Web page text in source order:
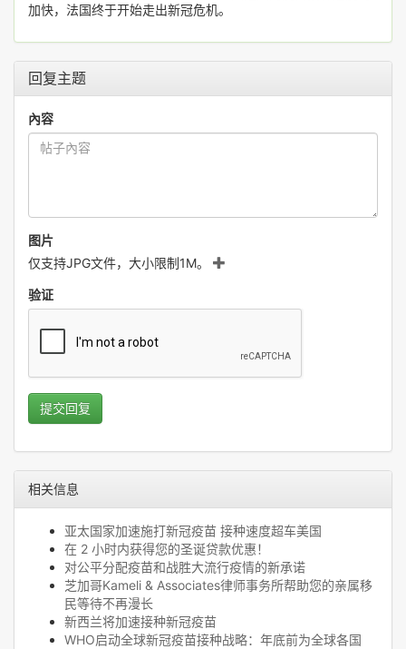
加快，法国终于开始走出新冠危机。
回复主题
內容
图片
仅支持JPG文件，大小限制1M。
验证
提交回复
相关信息
亚太国家加速施打新冠疫苗 接种速度超车美国
在 2 小时内获得您的圣诞贷款优惠！
对公平分配疫苗和战胜大流行疫情的新承诺
芝加哥Kameli & Associates律师事务所帮助您的亲属移
民等待不再漫长
新西兰将加速接种新冠疫苗
WHO启动全球新冠疫苗接种战略：年底前为全球各国